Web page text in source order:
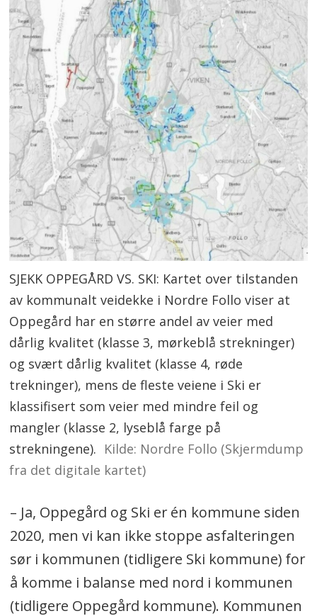
SJEKK OPPEGÅRD VS. SKI: Kartet over tilstanden
av kommunalt veidekke i Nordre Follo viser at
Oppegård har en større andel av veier med
dårlig kvalitet (klasse 3, mørkeblå strekninger)
og svært dårlig kvalitet (klasse 4, røde
trekninger), mens de fleste veiene i Ski er
klassifisert som veier med mindre feil og
mangler (klasse 2, lyseblå farge på
strekningene). Kilde: Nordre Follo (Skjermdump
fra det digitale kartet)
– Ja, Oppegård og Ski er én kommune siden
2020, men vi kan ikke stoppe asfalteringen
sør i kommunen (tidligere Ski kommune) for
å komme i balanse med nord i kommunen
(tidligere Oppegård kommune). Kommunen